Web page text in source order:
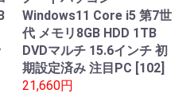
Windows11 Core i5 第7世
代 メモリ8GB HDD 1TB
DVDマルチ 15.6インチ 初
期設定済み 注目PC [102]
21,660円